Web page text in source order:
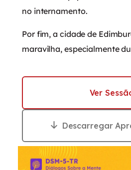
no internamento.
Por fim, a cidade de
maravilha, especialmente
Ver
Descarregar